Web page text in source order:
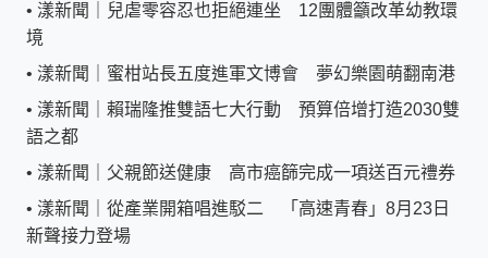
• 漾新聞｜兒虐零容忍也拒絕連坐 12團體籲改革幼教環
境
• 漾新聞｜蜜柑站長五度進軍文博會 夢幻樂園萌翻南港
• 漾新聞｜賴瑞隆推雙語七大行動 預算倍增打造2030雙
語之都
• 漾新聞｜父親節送健康 高市癌篩完成一項送百元禮券
• 漾新聞｜從產業開箱唱進駁二 「高速青春」8月23日
新聲接力登場